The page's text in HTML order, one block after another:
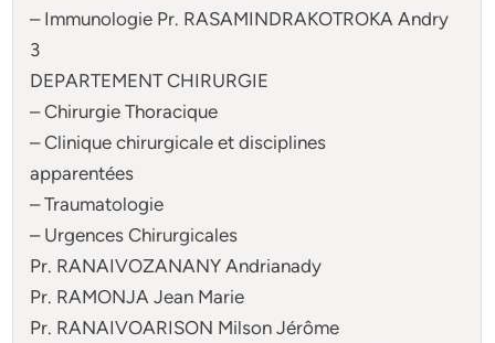
– Immunologie Pr. RASAMINDRAKOTROKA Andry
3
DEPARTEMENT CHIRURGIE
– Chirurgie Thoracique
– Clinique chirurgicale et disciplines
apparentées
– Traumatologie
– Urgences Chirurgicales
Pr. RANAIVOZANANY Andrianady
Pr. RAMONJA Jean Marie
Pr. RANAIVOARISON Milson Jérôme